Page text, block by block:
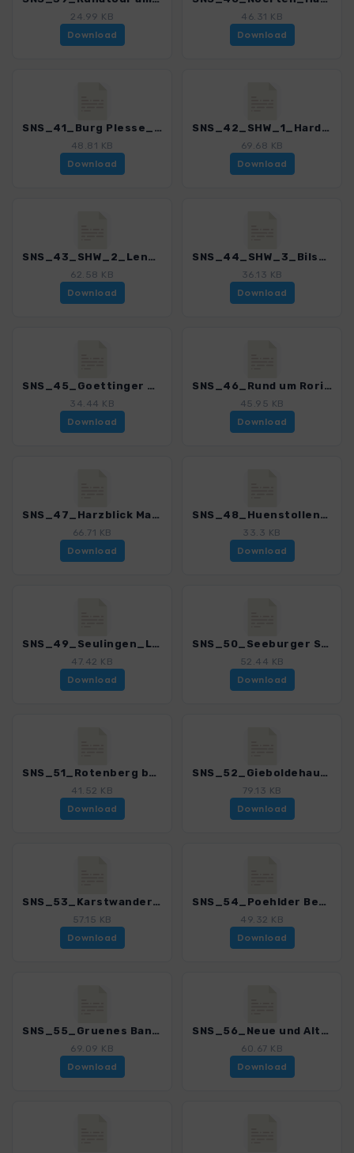
24.99 KB
Download
46.31 KB
Download
SNS_41_Burg Plesse_4552_1.gpx
48.81 KB
Download
SNS_42_SHW_1_Hardegsen_Lenglern_4552_1.gpx
69.68 KB
Download
SNS_43_SHW_2_Lenglern_Bilshausen_4552_1.gpx
62.58 KB
Download
SNS_44_SHW_3_Bilshausen_Rhumspringe_4552_1.gpx
36.13 KB
Download
SNS_45_Goettinger Stadtwald am Hainberg_4552_1.gpx
34.44 KB
Download
SNS_46_Rund um Roringen_4552_1.gpx
45.95 KB
Download
SNS_47_Harzblick Mackenroeder Spitze_4552_1.gpx
66.71 KB
Download
SNS_48_Huenstollen_4552_1.gpx
33.3 KB
Download
SNS_49_Seulingen_Landolfshausen_4552_1.gpx
47.42 KB
Download
SNS_50_Seeburger See_4552_1.gpx
52.44 KB
Download
SNS_51_Rotenberg bei Gieboldehausen_4552_1.gpx
41.52 KB
Download
SNS_52_Gieboldehausen_Duderstadt_4552_1.gpx
79.13 KB
Download
SNS_53_Karstwanderweg bei Osterode_4552_1.gpx
57.15 KB
Download
SNS_54_Poehlder Becken_4552_1.gpx
49.32 KB
Download
SNS_55_Gruenes Band bei Duderstadt_4552_1.gpx
69.09 KB
Download
SNS_56_Neue und Alte Gleichen_4552_1.gpx
60.67 KB
Download